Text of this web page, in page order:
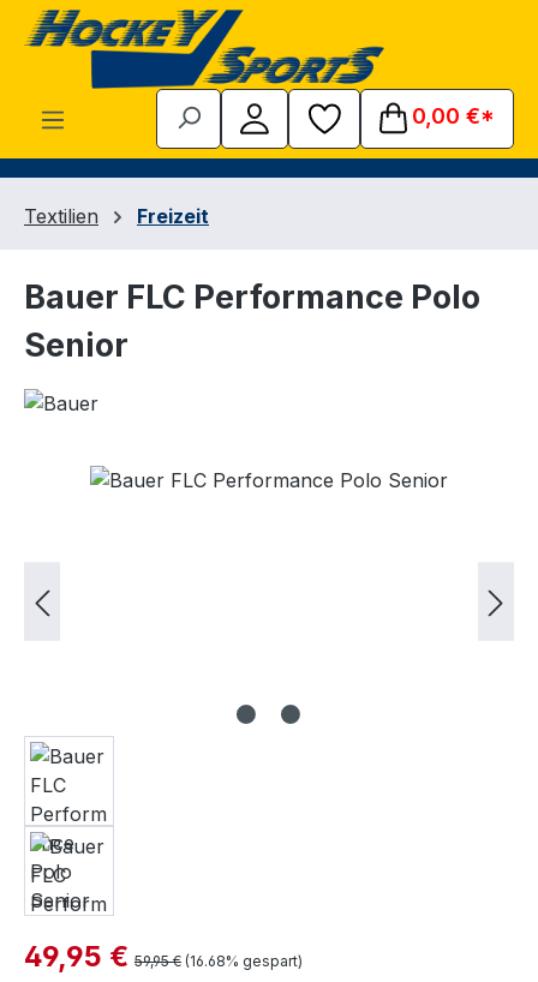
Zum Hauptinhalt springen
0,00 €*
Textilien Freizeit
Bauer FLC Performance Polo
Senior
Bildergalerie überspringen
Verkaufspreis:
49,95 € Regulärer Preis:
59,95 € (16.68% gespart)